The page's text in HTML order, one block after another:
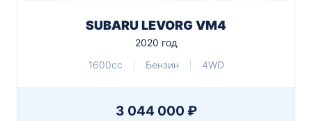
SUBARU LEVORG VM4
2020 год
1600cc
Бензин 4WD
3 044 000 ₽